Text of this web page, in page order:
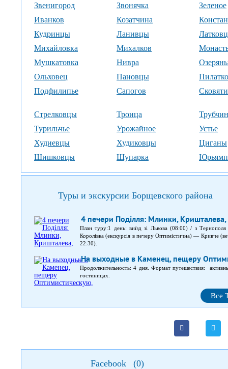
Звенигород
Звонячка
Зеленое
Иванков
Козатчина
Кудринцы
Ланивцы
Михайловка
Михалков
Мушкатовка
Нивра
Ольховец
Пановцы
Подфилипье
Сапогов
Стрелковцы Троица
Трубчин
Турильчье
Урожайное
Устье
Худиевцы
Худиковцы
Циганы
Шишковцы
Шупарка
Туры и экскурсии Борщевского района
4 печери Поділля: Млинки, Кришталева,
План туру:1 день: виїзд зі Львова (08:00) / з
Королівка (екскурсія в печеру Оптимістична) — Кривче
22:30).
На выходные в Каменец, пещеру
Продолжительность: 4 дня. Формат путешествия:
гостиницах.
Все
Facebook (0)